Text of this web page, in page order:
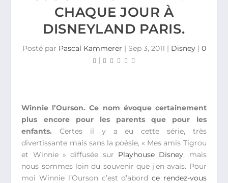
CHAQUE JOUR À
DISNEYLAND PARIS.
Posté par Pascal Kammerer | Sep 3, 2011 | Disney| 0
|
Winnie l’Ourson. Ce nom évoque certainement
plus encore pour les parents que pour les
enfants. Certes il y a eu cette série, très
divertissante mais sans la poésie, « Mes amis Tigrou
et Winnie » diffusée sur Playhouse Disney, mais
nous sommes loin du souvenir que j’en avais. Pour
moi Winnie l’Ourson c’est d’abord ce rendez-vous